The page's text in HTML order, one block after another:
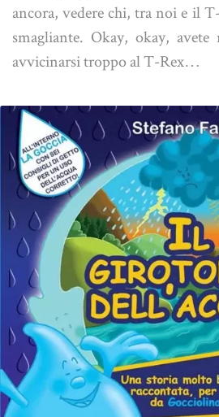
ancora, vedere chi, tra noi e il
smagliante. Okay, okay,
avvicinarsi troppo al T-Rex…